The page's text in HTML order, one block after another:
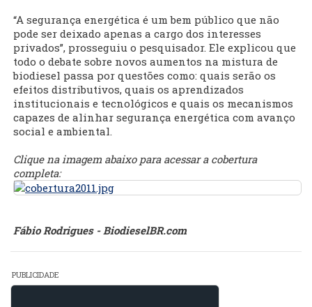
“A segurança energética é um bem público que não
pode ser deixado apenas a cargo dos interesses
privados”, prosseguiu o pesquisador. Ele explicou que
todo o debate sobre novos aumentos na mistura de
biodiesel passa por questões como: quais serão os
efeitos distributivos, quais os aprendizados
institucionais e tecnológicos e quais os mecanismos
capazes de alinhar segurança energética com avanço
social e ambiental.
Clique na imagem abaixo para acessar a cobertura
completa:
Fábio Rodrigues - BiodieselBR.com
PUBLICIDADE